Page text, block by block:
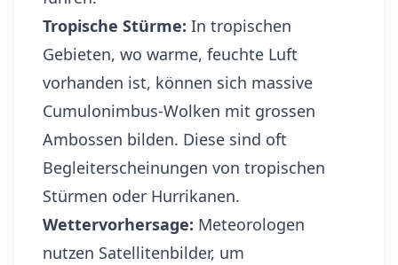
Tropische Stürme: In tropischen
Gebieten, wo warme, feuchte Luft
vorhanden ist, können sich massive
Cumulonimbus-Wolken mit grossen
Ambossen bilden. Diese sind oft
Begleiterscheinungen von tropischen
Stürmen oder Hurrikanen.
Wettervorhersage: Meteorologen
nutzen Satellitenbilder, um